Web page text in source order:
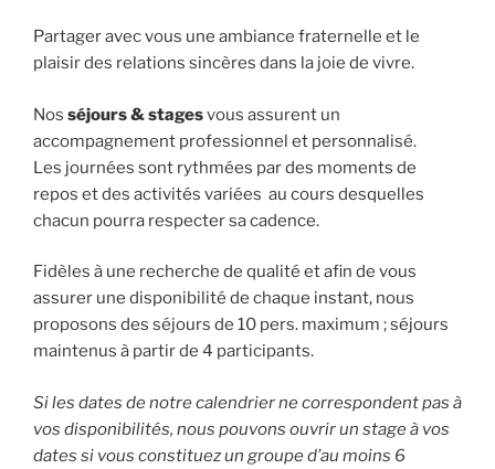
Partager avec vous une ambiance fraternelle et le
plaisir des relations sincères dans la joie de vivre.
Nos séjours & stagesvous assurent un
accompagnement professionnel et personnalisé.
Les journées sont rythmées par des moments de
repos et des activités variées au cours desquelles
chacun pourra respecter sa cadence.
Fidèles à une recherche de qualité et afin de vous
assurer une disponibilité de chaque instant, nous
proposons des séjours de 10 pers. maximum ; séjours
maintenus à partir de 4 participants.
Si les dates de notre calendrier ne correspondent pas à
vos disponibilités, nous pouvons ouvrir un stage à vos
dates si vous constituez un groupe d’au moins 6